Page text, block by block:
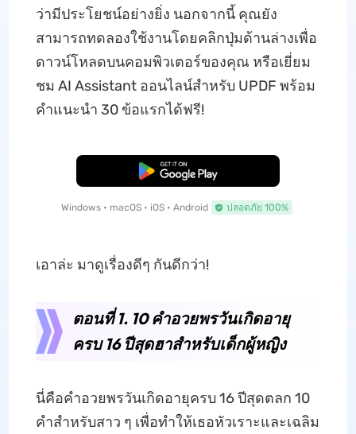
ว่ามีประโยชน์อย่างยิ่ง นอกจากนี้ คุณยัง
สามารถทดลองใช้งานโดยคลิกปุ่มด้านล่างเพื่อ
ดาวน์โหลดบนคอมพิวเตอร์ของคุณ หรือเยี่ยม
ชม AI Assistant ออนไลน์สำหรับ UPDF พร้อม
คำแนะนำ 30 ข้อแรกได้ฟรี!
ดาวน์โหลดฟรี
Windows • macOS • iOS • Android ปลอดภัย 100%
เอาล่ะ มาดูเรื่องดีๆ กันดีกว่า!
ตอนที่ 1. 10 คำอวยพรวันเกิดอายุ
ครบ 16 ปีสุดฮาสำหรับเด็กผู้หญิง
นี่คือคำอวยพรวันเกิดอายุครบ 16 ปีสุดตลก 10
คำสำหรับสาว ๆ เพื่อทำให้เธอหัวเราะและเฉลิม